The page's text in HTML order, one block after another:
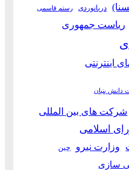
دریانوردی رستم قاسمی
ریاست جمهوری
اینترنتی
دانش بنیان
شرکت های بین المللی
اسلامی
وزارت نیرو چین
سازی